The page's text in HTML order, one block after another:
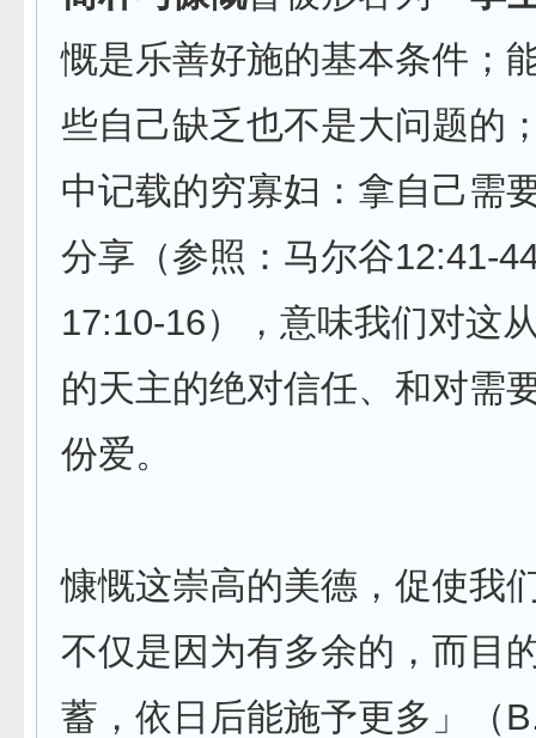
慨是乐善好施的基本条件；
些自己缺乏也不是大问题的
中记载的穷寡妇：拿自己需
分享（参照：马尔谷12:41-
17:10-16），意味我们对这
的天主的绝对信任、和对需
份爱。
慷慨这崇高的美德，促使我
不仅是因为有多余的，而目
蓄，依日后能施予更多」（